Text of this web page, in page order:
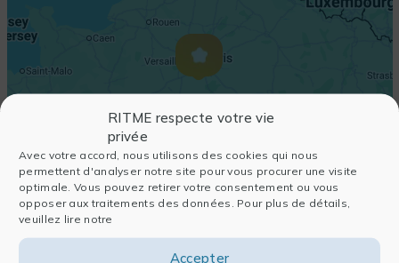
RITME respecte votre vie
privée
Avec votre accord, nous utilisons des cookies qui nous
permettent d'analyser notre site pour vous procurer une visite
optimale. Vous pouvez retirer votre consentement ou vous
opposer aux traitements des données. Pour plus de détails,
veuillez lire notre
Accepter